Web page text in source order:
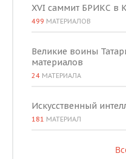
XVI саммит БРИКС в
499 МАТЕРИАЛОВ
Великие воины
материалов
24 МАТЕРИАЛА
Искусственный
181 МАТЕРИАЛ